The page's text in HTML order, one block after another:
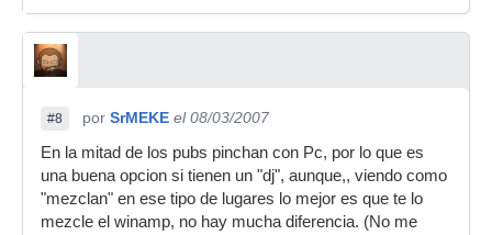
#8 por SrMEKE el 08/03/2007
En la mitad de los pubs pinchan con Pc, por lo que es
una buena opcion si tienen un "dj", aunque,, viendo como
"mezclan" en ese tipo de lugares lo mejor es que te lo
mezcle el winamp, no hay mucha diferencia. (No me